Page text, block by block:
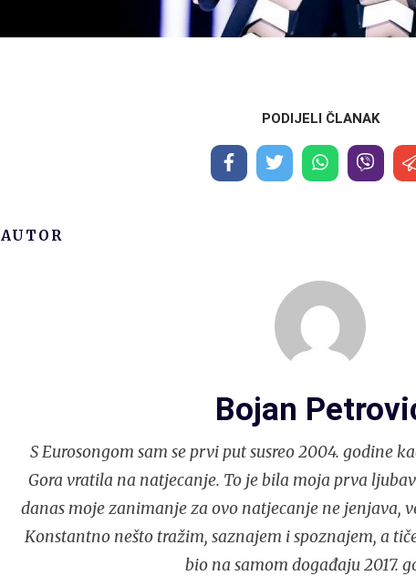
PODIJELI ČLANAK
AUTOR
Bojan
S Eurosongom sam se prvi put susreo 2004. godine
Gora vratila na natjecanje. To je bila moja prva
danas moje zanimanje za ovo natjecanje ne jenjava,
Konstantno nešto tražim, saznajem i spoznajem, a
bio na samom događaju 2017.